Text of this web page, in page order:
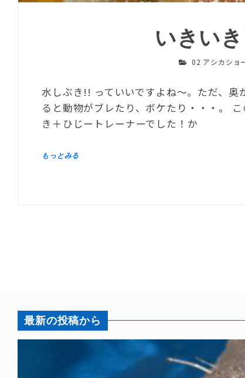
いきい
02 アシカショ
水しぶき!! っていいですよね～。ただ、
ると動物がブレたり、ボケたり・・・。
き＋ひじートレーナーでした！か
最新の投稿から